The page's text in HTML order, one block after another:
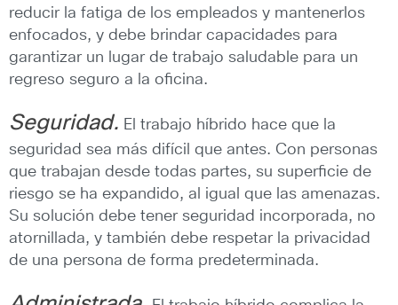
reducir la fatiga de los empleados y mantenerlos
enfocados, y debe brindar capacidades para
garantizar un lugar de trabajo saludable para un
regreso seguro a la oficina.
Seguridad. El trabajo híbrido hace que la
seguridad sea más difícil que antes. Con personas
que trabajan desde todas partes, su superficie de
riesgo se ha expandido, al igual que las amenazas.
Su solución debe tener seguridad incorporada, no
atornillada, y también debe respetar la privacidad
de una persona de forma predeterminada.